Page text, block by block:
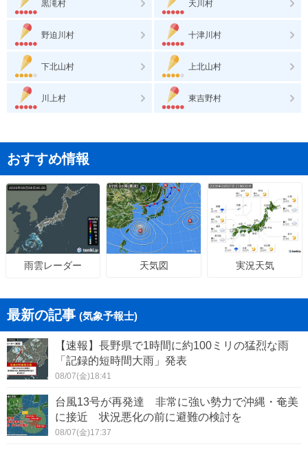
黒滝村 天川村
野迫川村 十津川村
下北山村 上北山村
川上村 東吉野村
おすすめ情報
雨雲レーダー 天気図 実況天気
最新の記事 (気象予報士)
【速報】長野県で1時間に約100ミリの猛烈な雨
「記録的短時間大雨」発表
08/07(金)18:41
台風13号が再発達 非常に強い勢力で沖縄・奄美
に接近 状況悪化の前に避難の検討を
08/07(金)17:37